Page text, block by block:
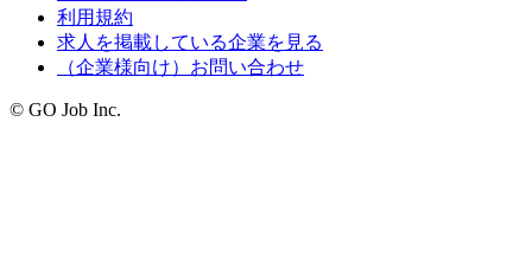
利用規約
求人を掲載している企業を見る
（企業様向け）お問い合わせ
© GO Job Inc.